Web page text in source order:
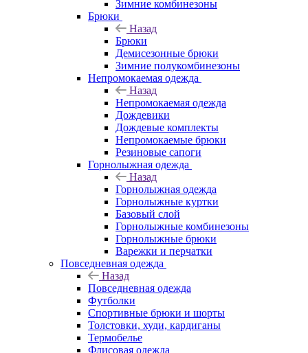
Зимние комбинезоны
Брюки
Назад
Брюки
Демисезонные брюки
Зимние полукомбинезоны
Непромокаемая одежда
Назад
Непромокаемая одежда
Дождевики
Дождевые комплекты
Непромокаемые брюки
Резиновые сапоги
Горнолыжная одежда
Назад
Горнолыжная одежда
Горнолыжные куртки
Базовый слой
Горнолыжные комбинезоны
Горнолыжные брюки
Варежки и перчатки
Повседневная одежда
Назад
Повседневная одежда
Футболки
Спортивные брюки и шорты
Толстовки, худи, кардиганы
Термобелье
Флисовая одежда